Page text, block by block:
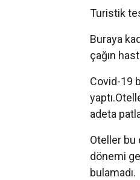
Turistik
Buraya
çağın
Covid-19
adeta
Oteller bu
dönemi
bulamadı.